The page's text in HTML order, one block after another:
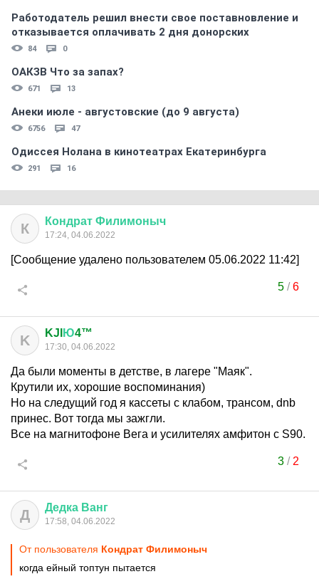
Работодатель решил внести свое поставновление и
отказывается оплачивать 2 дня донорских
84 0
ОАКЗВ Что за запах?
671 13
Анеки июле - августовские (до 9 августа)
6756 47
Одиссея Нолана в кинотеатрах Екатеринбурга
291 16
К Кондрат Филимоныч
17:24, 04.06.2022
[Сообщение удалено пользователем 05.06.2022 11:42]
5/6
K KJI Ю4™
17:30, 04.06.2022
Да были моменты в детстве, в лагере "Маяк".
Крутили их, хорошие воспоминания)
Но на следущий год я кассеты с клабом, трансом, dnb
принес. Вот тогда мы зажгли.
Все на магнитофоне Вега и усилителях амфитон с S90.
3/ 2
Д Дедка Ванг
17:58, 04.06.2022
От пользователя Кондрат Филимоныч
когда ейный топтун пытается